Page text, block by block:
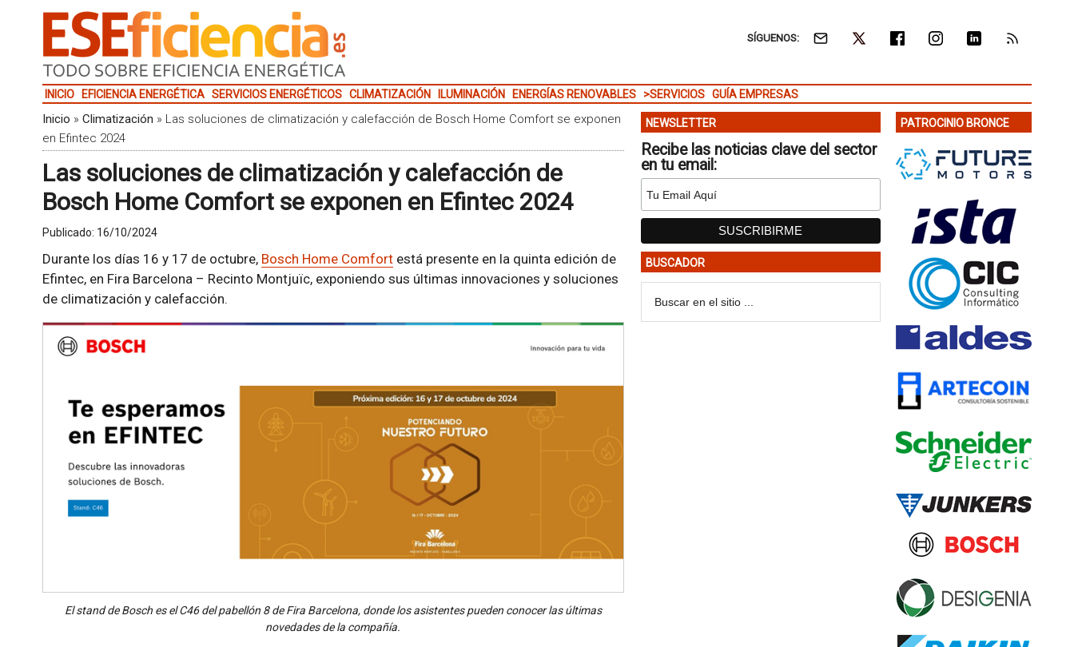
SÍGUENOS:
INICIO EFICIENCIA ENERGÉTICA SERVICIOS ENERGÉTICOS CLIMATIZACIÓN ILUMINACIÓN ENERGÍAS RENOVABLES >SERVICIOS GUÍA EMPRESAS
Inicio » Climatización » Las soluciones de climatización y calefacción de Bosch Home Comfort se exponen
en Efintec 2024
Las soluciones de climatización y calefacción de
Bosch Home Comfort se exponen en Efintec 2024
Publicado: 16/10/2024
Durante los días 16 y 17 de octubre, Bosch Home Comfortestá presente en la quinta edición de
Efintec, en Fira Barcelona – Recinto Montjuïc, exponiendo sus últimas innovaciones y soluciones
de climatización y calefacción.
El stand de Bosch es el C46 del pabellón 8 de Fira Barcelona, donde los asistentes pueden conocer las últimas
novedades de la compañía.
NEWSLETTER
Recibe las noticias clave del sector
en tu email:
BUSCADOR
PATROCINIO BRONCE